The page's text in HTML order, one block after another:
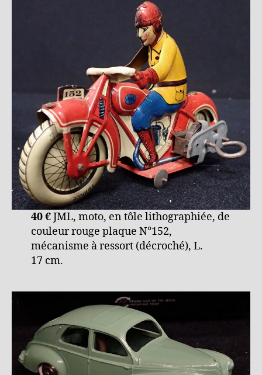
40 €JML, moto, en tôle lithographiée, de
couleur rouge plaque N°152,
mécanisme à ressort (décroché), L.
17 cm.